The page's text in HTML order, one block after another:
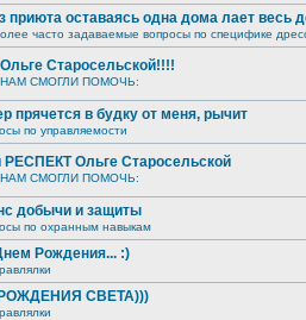
приюта оставаясь одна дома лает весь
часто задаваемые вопросы по специфике
Старосельской!!!!
СМОГЛИ ПОМОЧЬ:
прячется в будку от меня, рычит
по управляемости
Ольге Старосельской
СМОГЛИ ПОМОЧЬ:
добычи и защиты
по охранным навыкам
Рождения... :)
СВЕТА)))